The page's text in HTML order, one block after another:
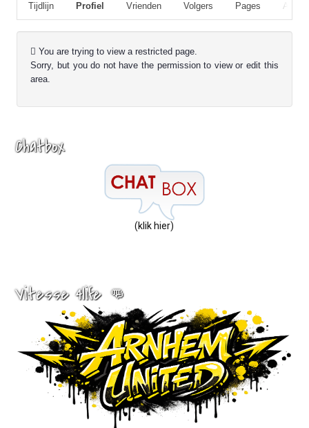
Tijdlijn Profiel Vrienden Volgers Pages
You are trying to view a restricted page.
Sorry, but you do not have the permission to view or edit this
area.
Chatbox
(klik hier)
Vitesse 4life 👊